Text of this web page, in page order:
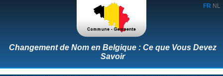
FR NL
Changement de Nom en Belgique : Ce que Vous Devez
Savoir